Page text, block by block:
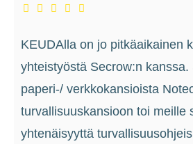
KEUDAlla on jo pitkäaikainen
yhteistyöstä Secrow:n kanssa.
paperi-/ verkkokansioista
turvallisuuskansioon toi meille
yhtenäisyyttä